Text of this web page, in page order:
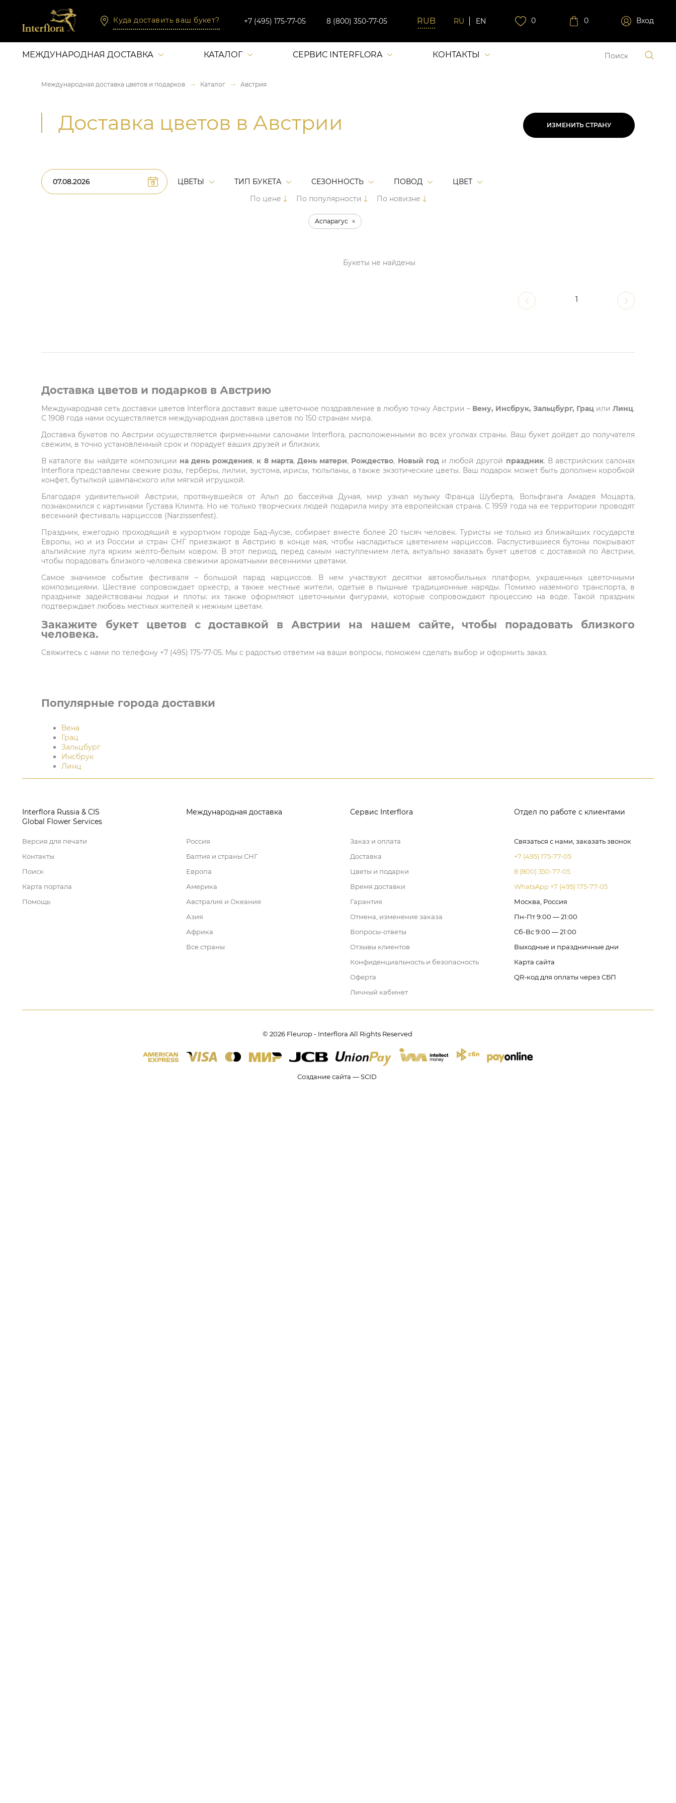
Куда доставить ваш букет? +7 (495) 175-77-05 8 (800) 350-77-05 RU EN 0 0 Вход
МЕЖДУНАРОДНАЯ ДОСТАВКА КАТАЛОГ СЕРВИС INTERFLORA КОНТАКТЫ
Международная доставка цветов и подарков Каталог Австрия
Доставка цветов в Австрии ИЗМЕНИТЬ СТРАНУ
ЦВЕТЫ ТИП БУКЕТА СЕЗОННОСТЬ ПОВОД
ЦВЕТ
По цене
По популярности По новизне
Аспарагус
Букеты не найдены
1
Доставка цветов и подарков в Австрию
Международная сеть доставки цветов Interflora доставит ваше цветочное поздравление в любую точку Австрии – Вену, Инсбрук, Зальцбург, Грац или Линц.
С 1908 года нами осуществляется международная доставка цветов по 150 странам мира.
Доставка букетов по Австрии осуществляется фирменными салонами Interflora, расположенными во всех уголках страны. Ваш букет дойдет до получателя
свежим, в точно установленный срок и порадует ваших друзей и близких.
В каталоге вы найдете композиции на день рождения, к 8 марта,День матери, Рождество, Новый годи любой другой праздник. В австрийских салонах
Interflora представлены свежие розы, герберы, лилии, эустома, ирисы, тюльпаны, а также экзотические цветы. Ваш подарок может быть дополнен коробкой
конфет, бутылкой шампанского или мягкой игрушкой.
Благодаря удивительной Австрии, протянувшейся от Альп до бассейна Дуная, мир узнал музыку Франца Шуберта, Вольфганга Амадея Моцарта,
познакомился с картинами Густава Климта. Но не только творческих людей подарила миру эта европейская страна. С 1959 года на ее территории проводят
весенний фестиваль нарциссов (Narzissenfest).
Праздник, ежегодно проходящий в курортном городе Бад-Аусзе, собирает вместе более 20 тысяч человек. Туристы не только из ближайших государств
Европы, но и из России и стран СНГ приезжают в Австрию в конце мая, чтобы насладиться цветением нарциссов. Распустившиеся бутоны покрывают
альпийские луга ярким жёлто-белым ковром. В этот период, перед самым наступлением лета, актуально заказать букет цветов с доставкой по Австрии,
чтобы порадовать близкого человека свежими ароматными весенними цветами.
Самое значимое событие фестиваля – большой парад нарциссов. В нем участвуют десятки автомобильных платформ, украшенных цветочными
композициями. Шествие сопровождает оркестр, а также местные жители, одетые в пышные традиционные наряды. Помимо наземного транспорта, в
празднике задействованы лодки и плоты: их также оформляют цветочными фигурами, которые сопровождают процессию на воде. Такой праздник
подтверждает любовь местных жителей к нежным цветам.
Закажите букет цветов с доставкой в Австрии на нашем сайте, чтобы порадовать близкого
человека.
Свяжитесь с нами по телефону +7 (495) 175-77-05. Мы с радостью ответим на ваши вопросы, поможем сделать выбор и оформить заказ.
Популярные города доставки
Вена
Грац
Зальцбург
Инсбрук
Линц
Interflora Russia & CIS
Global Flower Services
Версия для печати
Контакты
Поиск
Карта портала
Помощь
Международная доставка
Россия
Балтия и страны СНГ
Европа
Америка
Австралия и Океания
Азия
Африка
Все страны
Сервис Interflora
Заказ и оплата
Доставка
Цветы и подарки
Время доставки
Гарантия
Отмена, изменение заказа
Вопросы-ответы
Отзывы клиентов
Конфиденциальность и безопасность
Оферта
Личный кабинет
Отдел по работе с клиентами
Связаться с нами, заказать звонок
+7 (495) 175-77-05
8 (800) 350-77-05
WhatsApp +7 (495) 175-77-05
Москва, Россия
Пн-Пт 9:00 — 21:00
Сб-Вс 9:00 — 21:00
Выходные и праздничные дни
Карта сайта
QR-код для оплаты через СБП
© 2026 Fleurop - Interflora All Rights Reserved
Создание сайта — SCID